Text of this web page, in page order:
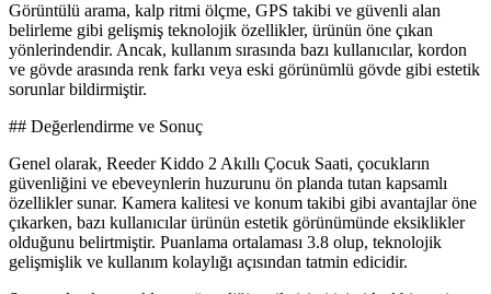
Görüntülü arama, kalp ritmi ölçme, GPS takibi ve güvenli alan
belirleme gibi gelişmiş teknolojik özellikler, ürünün öne çıkan
yönlerindendir. Ancak, kullanım sırasında bazı kullanıcılar, kordon
ve gövde arasında renk farkı veya eski görünümlü gövde gibi estetik
sorunlar bildirmiştir.
## Değerlendirme ve Sonuç
Genel olarak, Reeder Kiddo 2 Akıllı Çocuk Saati, çocukların
güvenliğini ve ebeveynlerin huzurunu ön planda tutan kapsamlı
özellikler sunar. Kamera kalitesi ve konum takibi gibi avantajlar öne
çıkarken, bazı kullanıcılar ürünün estetik görünümünde eksiklikler
olduğunu belirtmiştir. Puanlama ortalaması 3.8 olup, teknolojik
gelişmişlik ve kullanım kolaylığı açısından tatmin edicidir.